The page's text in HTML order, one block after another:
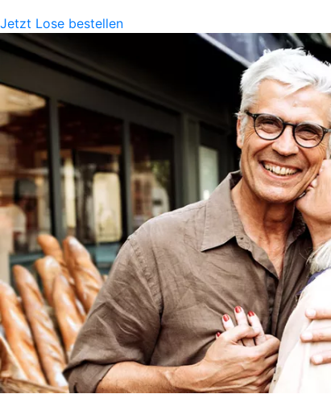
Jetzt Lose bestellen